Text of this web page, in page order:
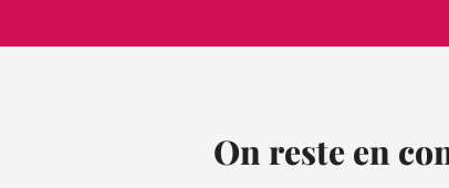
On reste en